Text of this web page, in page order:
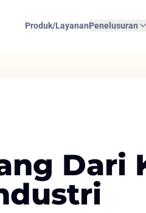
Produk/LayananPenelusuran
Dari